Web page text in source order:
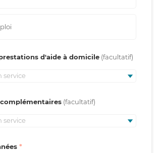
d'aide à domicile
service
service